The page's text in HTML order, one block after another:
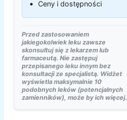
Ceny i dostępności
Przed zastosowaniem
jakiegokolwiek leku zawsze
skonsultuj się z lekarzem lub
farmaceutą. Nie zastępuj
przepisanego leku innym bez
konsultacji ze specjalistą. Widżet
wyświetla maksymalnie 10
podobnych leków (potencjalnych
zamienników), może by ich więcej.